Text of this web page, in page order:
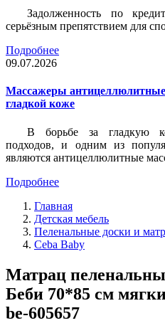
Задолженность по
серьёзным препятствием для
Подробнее
09.07.2026
Массажеры
гладкой коже
В борьбе за гладкую
подходов, и одним из
являются антицеллюлитные
Подробнее
Главная
Детская мебель
Пеленальные доски и
Ceba Baby
Матрац
Беби 70*85 см
be-605657